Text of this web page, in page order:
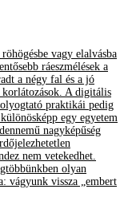
vagy elalvásba
ráeszmélések a
a négy fal és a jó
korlátozások. A digitális
praktikái pedig
egy egyetem
nagyképűség
nem vetekedhet.
olyan
vágyunk vissza „embert